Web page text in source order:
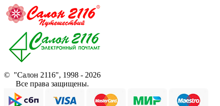
© "Салон 2116", 1998 - 2026
Все права защищены.